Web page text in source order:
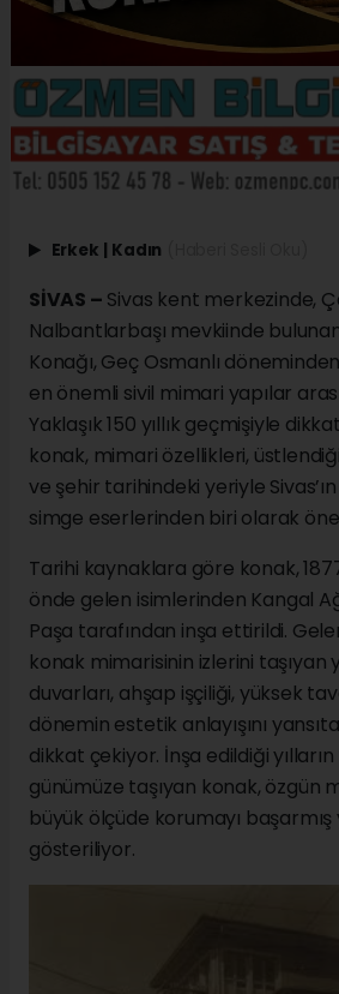
Erkek | Kadın
SİVAS – Sivas kent merkezinde,
Nalbantlarbaşı mevkiinde
Konağı, Geç Osmanlı
en önemli sivil mimari yapılar
Yaklaşık 150 yıllık geçmişiyle
konak, mimari özellikleri,
ve şehir tarihindeki yeriyle
simge eserlerinden biri olarak öne
Tarihi kaynaklara göre konak,
önde gelen isimlerinden Kangal
Paşa tarafından inşa ettirildi.
konak mimarisinin izlerini taşıyan
duvarları, ahşap işçiliği, yüksek
dönemin estetik anlayışını
dikkat çekiyor. İnşa edildiği
günümüze taşıyan konak, özgün
büyük ölçüde korumayı başarmış
gösteriliyor.